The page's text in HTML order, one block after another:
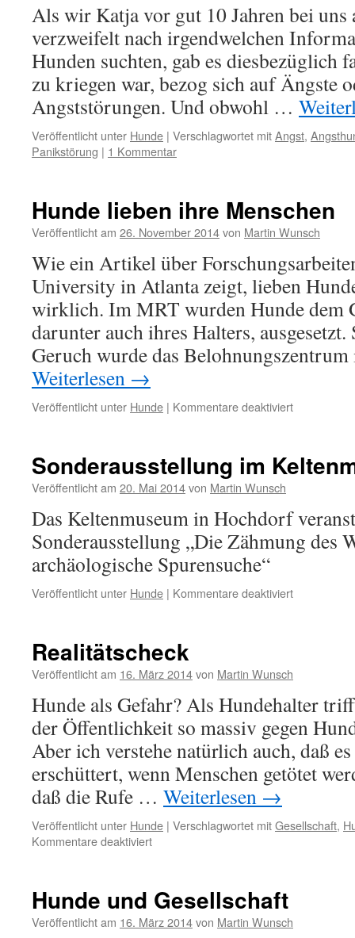
Als wir Katja vor gut 10 Jahren bei uns
verzweifelt nach irgendwelchen
Hunden suchten, gab es diesbezüglich
zu kriegen war, bezog sich auf Ängste
Angststörungen. Und obwohl …
Veröffentlicht unter Hunde | Verschlagwortet mitAngst,
Panikstörung | 1 Kommentar
Hunde lieben ihre Menschen
Veröffentlicht am 26. November 2014von Martin Wunsch
Wie ein Artikel über
University in Atlanta zeigt, lieben
wirklich. Im MRT wurden Hunde dem
darunter auch ihres Halters,
Geruch wurde das
Weiterlesen →
Veröffentlicht unter Hunde | Kommentare deaktiviertfür
Menschen
Sonderausstellung im
Veröffentlicht am 20. Mai 2014von Martin Wunsch
Das Keltenmuseum in Hochdorf
Sonderausstellung „Die Zähmung des
archäologische Spurensuche“
Veröffentlicht unter Hunde | Kommentare deaktiviertfür
Realitätscheck
Veröffentlicht am 16. März 2014von Martin Wunsch
Hunde als Gefahr? Als Hundehalter
der Öffentlichkeit so massiv gegen
Aber ich verstehe natürlich auch, daß
erschüttert, wenn Menschen getötet
daß die Rufe … Weiterlesen →
Veröffentlicht unter Hunde | Verschlagwortet mitGesellschaft,
Kommentare deaktiviertfür
Hunde und Gesellschaft
Veröffentlicht am 16. März 2014von Martin Wunsch